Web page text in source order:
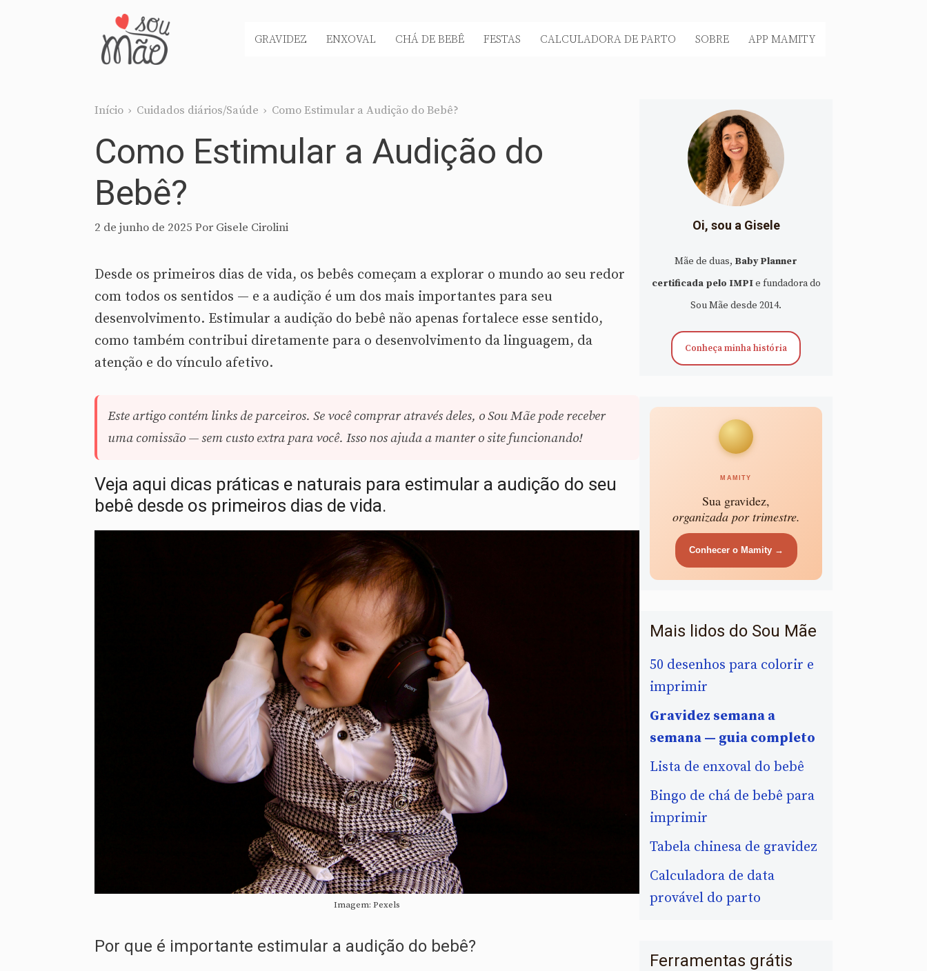
GRAVIDEZ ENXOVAL CHÁ DE BEBÊ FESTAS CALCULADORA DE PARTO SOBRE APP MAMITY
Início › Cuidados diários/Saúde › Como Estimular a Audição do Bebê?
Como Estimular a Audição do
Bebê?
2 de junho de 2025 Por Gisele Cirolini
Desde os primeiros dias de vida, os bebês começam a explorar o mundo ao seu redor
com todos os sentidos — e a audição é um dos mais importantes para seu
desenvolvimento. Estimular a audição do bebê não apenas fortalece esse sentido,
como também contribui diretamente para o desenvolvimento da linguagem, da
atenção e do vínculo afetivo.
Este artigo contém links de parceiros. Se você comprar através deles, o Sou Mãe pode receber
uma comissão — sem custo extra para você. Isso nos ajuda a manter o site funcionando!
Veja aqui dicas práticas e naturais para estimular a audição do seu
bebê desde os primeiros dias de vida.
Imagem: Pexels
Por que é importante estimular a audição do bebê?
Oi, sou a Gisele
Mãe de duas, Baby Planner
certificada pelo IMPIe fundadora do
Sou Mãe desde 2014.
Conheça minha história
MAMITY
Sua gravidez,
organizada por trimestre.
Conhecer o Mamity →
Mais lidos do Sou Mãe
50 desenhos para colorir e
imprimir
Gravidez semana a
semana — guia completo
Lista de enxoval do bebê
Bingo de chá de bebê para
imprimir
Tabela chinesa de gravidez
Calculadora de data
provável do parto
Ferramentas grátis